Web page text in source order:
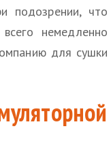
подозрении, что
немедленно
для сушки